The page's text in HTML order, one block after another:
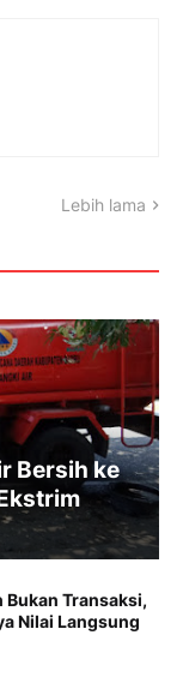
Lebih lama
Bersih ke
Bukan Transaksi,
Nilai Langsung